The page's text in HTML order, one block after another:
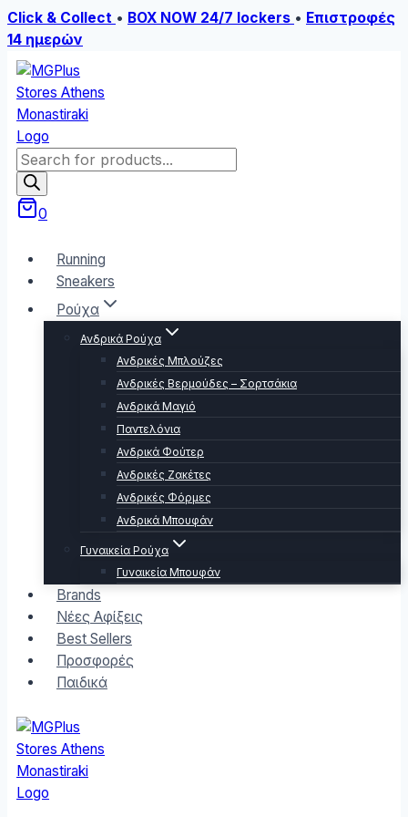
Click & Collect • BOX NOW 24/7 lockers • Επιστροφές
14 ημερών
Skip
to
content
Products
search
0
Running
Sneakers
Ρούχα
Ανδρικά Ρούχα
Ανδρικές Μπλούζες
Ανδρικές Βερμούδες – Σορτσάκια
Ανδρικά Μαγιό
Παντελόνια
Ανδρικά Φούτερ
Ανδρικές Ζακέτες
Ανδρικές Φόρμες
Ανδρικά Μπουφάν
Γυναικεία Ρούχα
Γυναικεία Μπουφάν
Brands
Νέες Αφίξεις
Best Sellers
Προσφορές
Παιδικά